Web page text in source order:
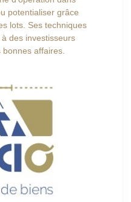
potentialiser grâce
lots. Ses techniques
des investisseurs
affaires.